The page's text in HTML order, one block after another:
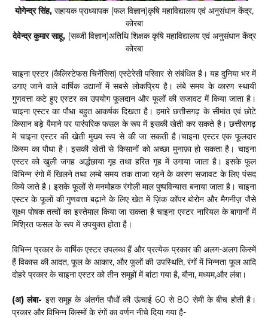
योगेन्द्र सिंह,सहायक प्राध्यापक (फल विज्ञान)कृषि महाविद्यालय एवं अनुसंधान केंद्र,
कोरबा
देवेन्द्र कुमार साहू,(सब्जी विज्ञान)अतिथि शिक्षक कृषि महाविद्यालय एवं अनुसंधान केंद्र
कोरबा
चाइना एस्टर (कैलिस्टेफस चिनेंसिस) एस्टेरेसी परिवार से संबंधित है। यह दुनिया भर में
उगाए जाने वाले वार्षिक उद्यानों में सबसे लोकप्रिय है। लंबे समय के कारण स्थायी
गुणवत्ता कटे हुए एस्टर का उपयोग फूलदान और फूलों की सजावट में किया जाता है।
चाइना एस्टर का पौधा बहुत आकर्षक दिखता है। हमारे छत्तीसगढ़ के सीमांत एवं छोटे
किसान बड़े पैमाने पर पारंपरिक फसल के रूप में इसकी खेती कर सकते है। छत्तीसगढ़
में चाइना एस्टर की खेती मुख्य रूप से की जा सकती है।चाइना एस्टर एक फूलदार
किस्म का पौधा है। इसकी खेती से किसानों को अच्छा मुनाफ़ा हो सकता है। चाइना
एस्टर को खुली जगह अर्द्धछाया गृह तथा हरित गृह में उगाया जाता है। इसके फूल
विभिन्न रंगो में खिलने तथा लम्बे समय तक ताजा रहने के कारण सजावट के लिए पंसद
किये जाते है। इसके फूलों से मनमोहक रंगोली माल पुष्पविन्यास बनाया जाता है। चाइना
एस्टर के फूलों की गुणवत्ता बढ़ाने के लिए खेत में ज़िंक कॉपर बोरोन और मैगनीज़ जैसे
सूक्ष्म पोषक तत्वों का इस्तेमाल किया जा सकता है चाइना एस्टर नारियल के बागानों में
मिश्रित फसल के रूप में उपयुक्त होता है।
विभिन्न प्रकार के वार्षिक एस्टर उपलब्ध हैं और प्रत्येक प्रकार की अलग-अलग किस्में
हैं विकास की आदत, फूल के आकार, और फूलों की उपस्थिति, रंगों में भिन्नता फूल आदि
दोहरे प्रकार के चाइना एस्टर को तीन समूहों में बांटा गया है, बौना, मध्यम,और लंबा।
(अ) लंबा- इस समूह के अंतर्गत पौधों की ऊंचाई 60 से 80 सेमी के बीच होती है।
प्रकार और विभिन्न किस्मों के रंगों का वर्णन नीचे दिया गया है-